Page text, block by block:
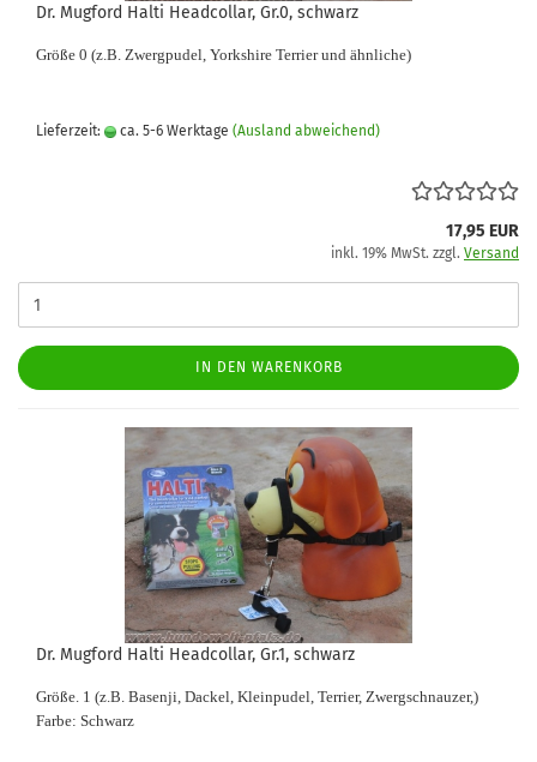
Dr. Mugford Halti Headcollar, Gr.0, schwarz
Größe 0 (z.B. Zwergpudel, Yorkshire Terrier und ähnliche)
Lieferzeit: ca. 5-6 Werktage (Ausland abweichend)
17,95 EUR
inkl. 19% MwSt. zzgl. Versand
IN DEN WARENKORB
Dr. Mugford Halti Headcollar, Gr.1, schwarz
Größe. 1 (z.B. Basenji, Dackel, Kleinpudel, Terrier, Zwergschnauzer,)
Farbe: Schwarz